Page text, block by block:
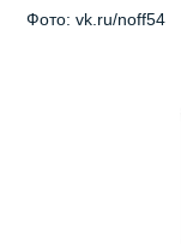
Фото: vk.ru/noff54